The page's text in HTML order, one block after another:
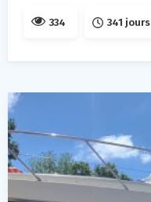
334 341 jours